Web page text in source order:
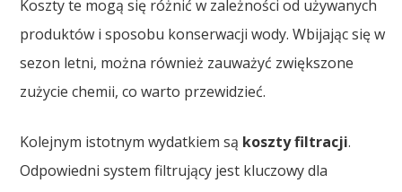
Koszty te mogą się różnić w zależności od używanych
produktów i sposobu konserwacji wody. Wbijając się w
sezon letni, można również zauważyć zwiększone
zużycie chemii, co warto przewidzieć.
Kolejnym istotnym wydatkiem są koszty filtracji.
Odpowiedni system filtrujący jest kluczowy dla